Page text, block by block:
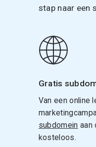
stap naar een
Gratis
Van een online
subdomein aan
kosteloos.